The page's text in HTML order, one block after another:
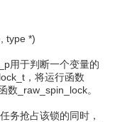
type *)
用于判断一个变量的
，将运行函数
数_raw_spin_lock。
务抢占该锁的同时，